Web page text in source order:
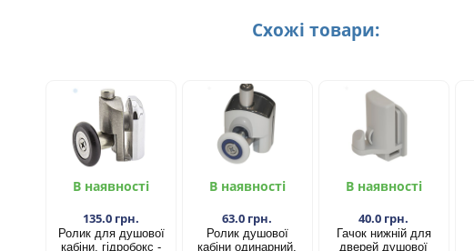
Схожі товари:
В наявності
135.0 грн.
Ролик для душової
кабіни, гідробокс -
В наявності
63.0 грн.
Ролик душової
кабіни одинарний,
В наявності
40.0 грн.
Гачок нижній для
дверей душової